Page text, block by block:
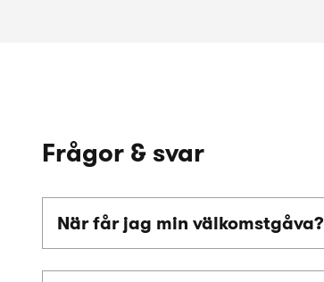
Frågor & svar
När får jag min välkomstgåva?